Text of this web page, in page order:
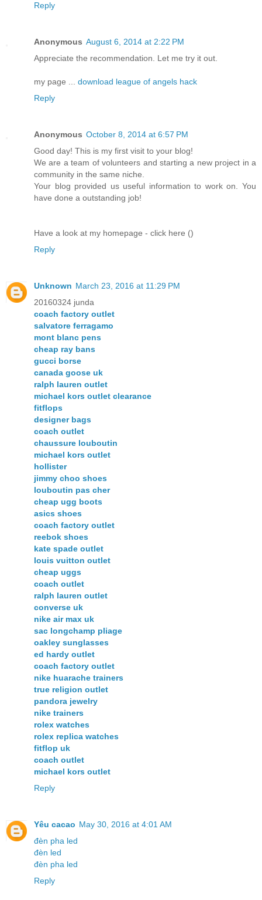
Reply
Anonymous August 6, 2014 at 2:22 PM
Appreciate the recommendation. Let me try it out.
my page ... download league of angels hack
Reply
Anonymous October 8, 2014 at 6:57 PM
Good day! This is my first visit to your blog!
We are a team of volunteers and starting a new project in a
community in the same niche.
Your blog provided us useful information to work on. You
have done a outstanding job!
Have a look at my homepage - click here ()
Reply
Unknown March 23, 2016 at 11:29 PM
20160324 junda
coach factory outlet
salvatore ferragamo
mont blanc pens
cheap ray bans
gucci borse
canada goose uk
ralph lauren outlet
michael kors outlet clearance
fitflops
designer bags
coach outlet
chaussure louboutin
michael kors outlet
hollister
jimmy choo shoes
louboutin pas cher
cheap ugg boots
asics shoes
coach factory outlet
reebok shoes
kate spade outlet
louis vuitton outlet
cheap uggs
coach outlet
ralph lauren outlet
converse uk
nike air max uk
sac longchamp pliage
oakley sunglasses
ed hardy outlet
coach factory outlet
nike huarache trainers
true religion outlet
pandora jewelry
nike trainers
rolex watches
rolex replica watches
fitflop uk
coach outlet
michael kors outlet
Reply
Yêu cacao May 30, 2016 at 4:01 AM
đèn pha led
đèn led
đèn pha led
Reply